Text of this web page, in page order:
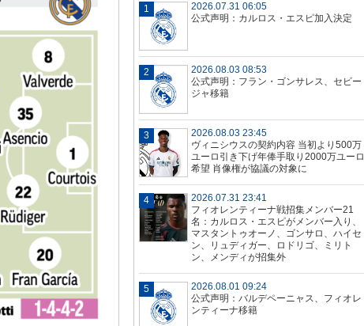
2026.07.31 06:05
公式声明：カルロス・エスピ加入決定
2026.08.03 08:53
公式声明：フラン・ゴンサレス、セビー
ジャ移籍
2026.08.03 23:45
ヴィニシウスの契約内容 当初より500万
ユーロ引き下げ年俸手取り2000万ユーロ
希望 肖像権が協議の対象に
2026.07.31 23:41
フィオレンティーナ戦招集メンバー21
名：カルロス・エスピがメンバー入り、
マスタントゥオーノ、ゴンサロ、ハイセ
ン、リュディガー、ロドリゴ、ミリト
ン、メンディが招集外
2026.08.01 09:24
公式声明：バルデペーニャス、フィオレ
ンティーナ移籍